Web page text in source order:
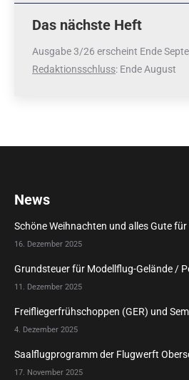
Das nächste Heft
Ausgabe 3/26 erscheint Ende
Redaktionsschluss: Ende August
News
Schöne Weihnachten und alles Gute
16. Dezember 2025
Grundsteuer für Modellflug-Gelände /
11. Dezember 2025
Freifliegerfrühschoppen (GER) und
4. Dezember 2025
Saalflugprogramm der Flugwerft
17. November 2025